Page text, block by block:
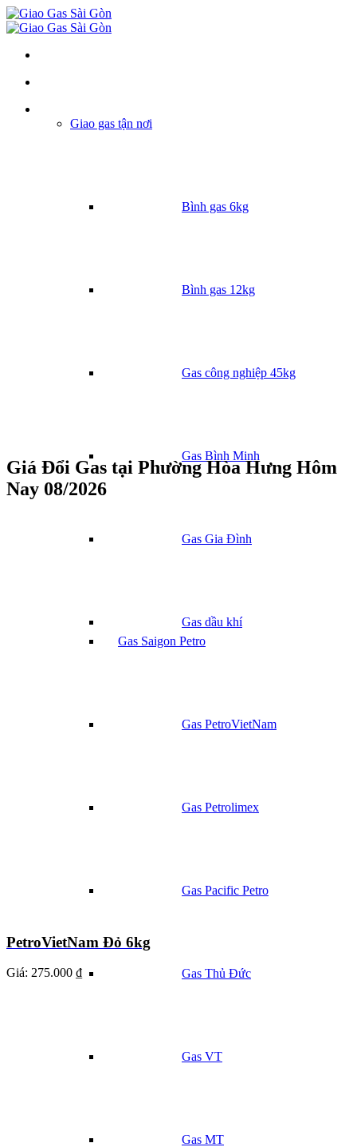
Giao gas tận nơi
Bình gas 6kg
Bình gas 12kg
Gas công nghiệp 45kg
Gas Bình Minh
Gas Gia Đình
Gas dầu khí
Gas Saigon Petro
Gas PetroVietNam
Gas Petrolimex
Gas Pacific Petro
Gas Thủ Đức
Gas VT
Gas MT
Giá Đổi Gas tại Phường Hòa Hưng Hôm
Nay 08/2026
PetroVietNam Đỏ 6kg
Giá: 275.000 ₫